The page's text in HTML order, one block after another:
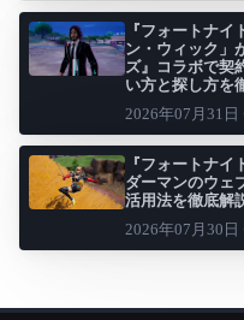
『フォートナ
ン・ウィック」
ズ』コラボで契
い方と探し方を
2026年07月31日
『フォートナ
ダーマンのウェ
活用法を徹底解
2026年07月30日